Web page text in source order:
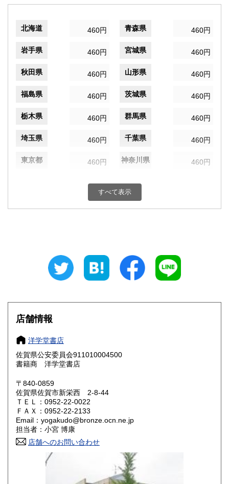
北海道 460円 青森県 460円
岩手県 460円 宮城県 460円
秋田県 460円 山形県 460円
福島県 460円 茨城県 460円
栃木県 460円 群馬県 460円
埼玉県 460円 千葉県 460円
東京都 460円 神奈川県 460円
460円 富山県
460円 三重県
大阪府
奈良県
鳥取県 460円
岡山県
山口県 460円
香川県 愛媛県
高知県 460円
長崎県
すべて表示
店舗情報
洋学堂書店
佐賀県公安委員会911010004500
書籍商 洋学堂書店
〒840-0859
佐賀県佐賀市新栄西 2-8-44
ＴＥＬ：0952-22-0022
ＦＡＸ：0952-22-2133
Email：yogakudo@bronze.ocn.ne.jp
担当者：小宮 博康
店舗へのお問い合わせ